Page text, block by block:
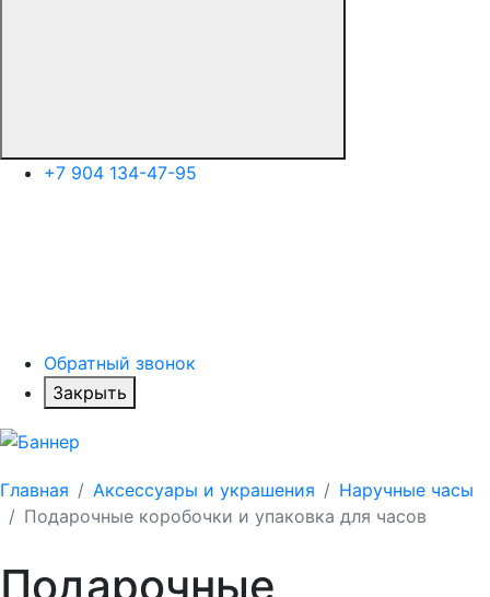
+7 904 134-47-95
Обратный звонок
Закрыть
Главная Аксессуары и украшения
Наручные часы
Подарочные коробочки и упаковка для часов
Подарочные